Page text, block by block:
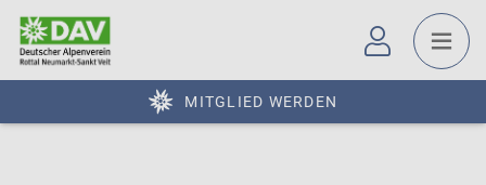
MITGLIED WERDEN